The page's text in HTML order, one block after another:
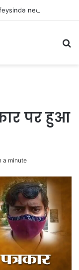
पर हुआ
a minute